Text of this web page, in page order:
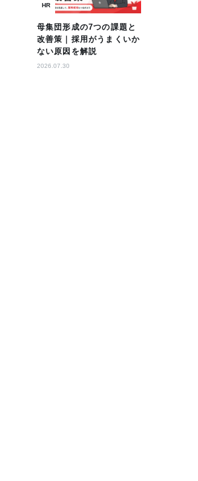
HR
母集団形成の7つの課題と
改善策｜採用がうまくいか
ない原因を解説
2026.07.30